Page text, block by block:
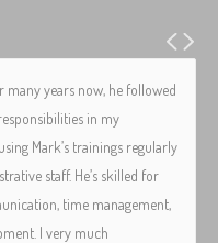
many years now, he followed
in my
Mark’s trainings regularly
staff. He’s skilled for
time management,
I very much